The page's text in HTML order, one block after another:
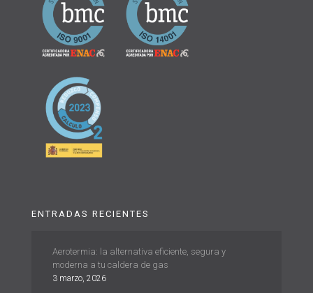
ENTRADAS RECIENTES
Aerotermia: la alternativa eficiente, segura y
moderna a tu caldera de gas
3 marzo, 2026